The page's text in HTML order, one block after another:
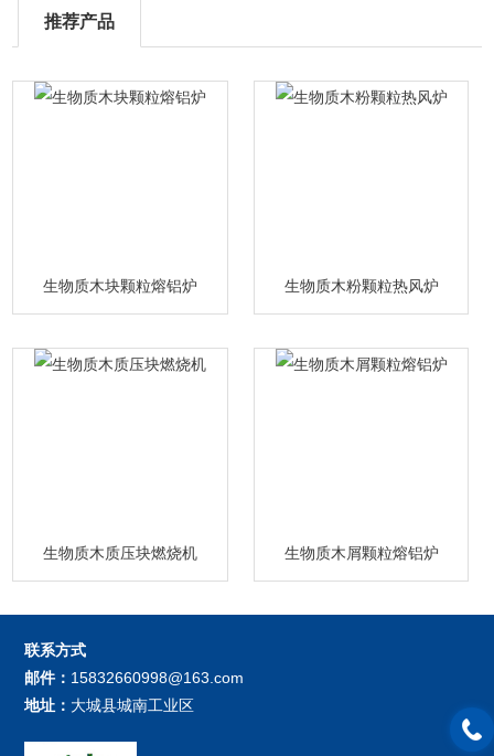
推荐产品
生物质木块颗粒熔铝炉 生物质木粉颗粒热风炉
生物质木质压块燃烧机 生物质木屑颗粒熔铝炉
联系方式
邮件： 15832660998@163.com
地址： 大城县城南工业区